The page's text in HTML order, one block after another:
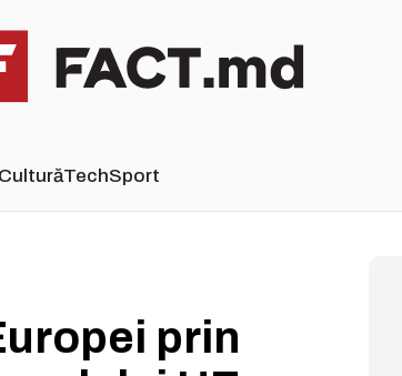
CulturăTechSport
prin